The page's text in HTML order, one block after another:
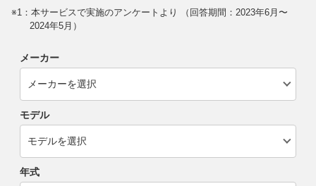
※1：本サービスで実施のアンケートより （回答期間：2023年6月〜
2024年5月）
メーカー
モデル
年式